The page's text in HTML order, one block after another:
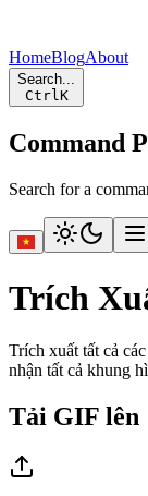
HomeBlogAbout
Search...
CtrlK
Command
Search for a
Trích
Trích xuất tất cả
nhận tất cả khung
Tải GIF lên